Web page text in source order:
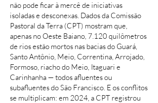
não pode ficar à mercê de iniciativas
isoladas e desconexas. Dados da Comissão
Pastoral da Terra (CPT) mostram que,
apenas no Oeste Baiano, 7.120 quilômetros
de rios estão mortos nas bacias do Guará,
Santo Antônio, Meio, Correntina, Arrojado,
Formoso, riacho do Meio, Itaguari e
Carinhanha — todos afluentes ou
subafluentes do São Francisco. E os conflitos
se multiplicam: em 2024, a CPT registrou